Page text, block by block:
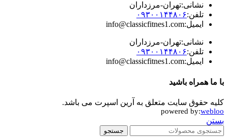
نشانی:تهران-مرزداران
تلفن:۰۹۳۰۰۱۴۴۸۰۶
ایمیل:info@classicfitnes1.com
نشانی:تهران-مرزداران
تلفن:۰۹۳۰۰۱۴۴۸۰۶
ایمیل:info@classicfitnes1.com
با ما همراه باشید
کلیه حقوق سایت متعلق به آرین اسپرت می باشد.
powered by:webloo
بستن
جستجو